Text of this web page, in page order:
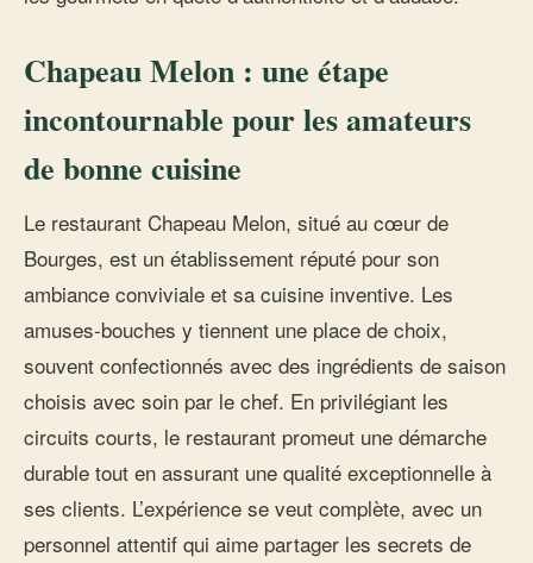
Chapeau Melon : une étape
incontournable pour les amateurs
de bonne cuisine
Le restaurant Chapeau Melon, situé au cœur de
Bourges, est un établissement réputé pour son
ambiance conviviale et sa cuisine inventive. Les
amuses-bouches y tiennent une place de choix,
souvent confectionnés avec des ingrédients de saison
choisis avec soin par le chef. En privilégiant les
circuits courts, le restaurant promeut une démarche
durable tout en assurant une qualité exceptionnelle à
ses clients. L’expérience se veut complète, avec un
personnel attentif qui aime partager les secrets de